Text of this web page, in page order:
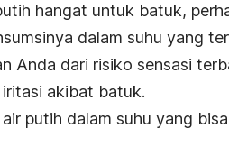
hangat untuk batuk,
dalam suhu yang
Anda dari risiko sensasi
akibat batuk.
putih dalam suhu yang